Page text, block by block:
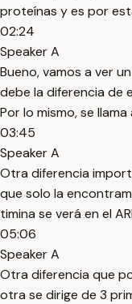
proteínas y es por
02:24
Speaker A
Bueno, vamos a ver
debe la diferencia de
Por lo mismo, se
03:45
Speaker A
Otra diferencia
que solo la
timina se verá en el
05:06
Speaker A
Otra diferencia que
otra se dirige de 3